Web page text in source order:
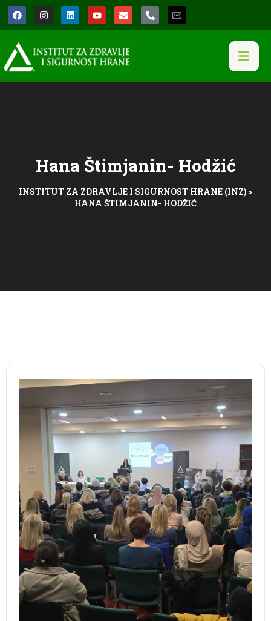
Hana Štimjanin- Hodžić
INSTITUT ZA ZDRAVLJE I SIGURNOST HRANE (INZ)>
HANA ŠTIMJANIN- HODŽIĆ